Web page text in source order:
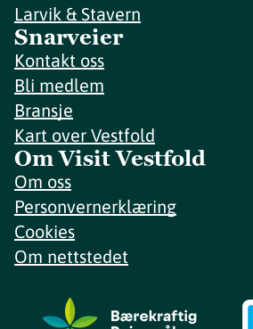
Larvik & Stavern
Snarveier
Kontakt oss
Bli medlem
Bransje
Kart over Vestfold
Om Visit Vestfold
Om oss
Personvernerklæring
Cookies
Om nettstedet